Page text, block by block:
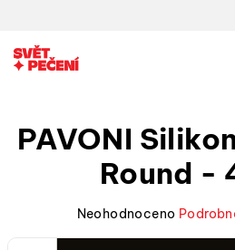
na
obsah
PAVONI
Round -
Průměrné
Neohodnoceno